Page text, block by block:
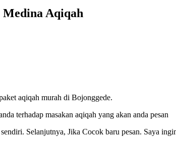
Aqiqah
aqiqah murah di Bojonggede.
terhadap masakan aqiqah yang akan anda pesan
Selanjutnya, Jika Cocok baru pesan. Saya